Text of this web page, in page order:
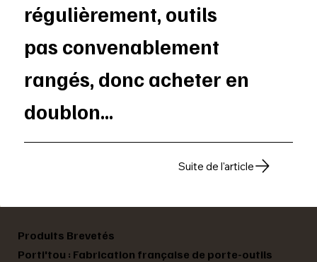
régulièrement, outils
pas convenablement
rangés, donc acheter en
doublon...
Suite de l'article
Produits Brevetés
Porti'tou : Fabrication française de porte-outils